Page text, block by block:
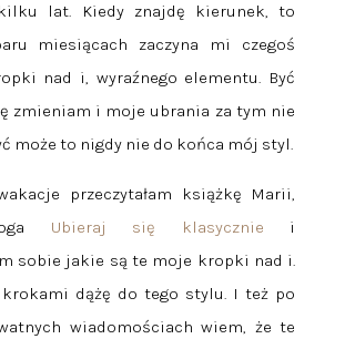
lat. Kiedy znajdę kierunek, to
miesiącach zaczyna mi czegoś
nad i, wyraźnego elementu. Być
zmieniam i moje ubrania za tym nie
może to nigdy nie do końca mój styl.
przeczytałam książkę Marii,
Ubieraj się klasycznie i
sobie jakie są te moje kropki nad i.
krokami dążę do tego stylu. I też po
wiadomościach wiem, że te